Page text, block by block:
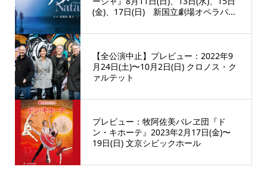
(金)、17日(日) 新国立劇場オペラパ...
【全公演中止】プレビュー：2022年9
月24日(土)〜10月2日(日) クロノス・ク
ァルテット
プレビュー：牧阿佐美バレヱ団『ド
ン・キホーテ』2023年2月17日(金)〜
19日(日) 文京シビックホール